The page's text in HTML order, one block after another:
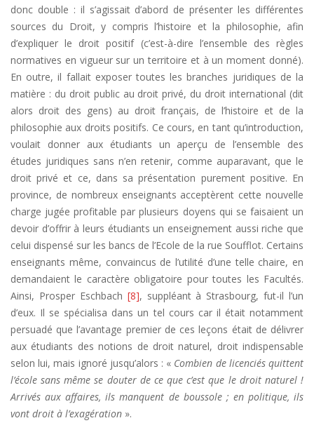
donc double : il s’agissait d’abord de présenter les différentes
sources du Droit, y compris l’histoire et la philosophie, afin
d’expliquer le droit positif (c’est-à-dire l’ensemble des règles
normatives en vigueur sur un territoire et à un moment donné).
En outre, il fallait exposer toutes les branches juridiques de la
matière : du droit public au droit privé, du droit international (dit
alors droit des gens) au droit français, de l’histoire et de la
philosophie aux droits positifs. Ce cours, en tant qu’introduction,
voulait donner aux étudiants un aperçu de l’ensemble des
études juridiques sans n’en retenir, comme auparavant, que le
droit privé et ce, dans sa présentation purement positive. En
province, de nombreux enseignants acceptèrent cette nouvelle
charge jugée profitable par plusieurs doyens qui se faisaient un
devoir d’offrir à leurs étudiants un enseignement aussi riche que
celui dispensé sur les bancs de l’Ecole de la rue Soufflot. Certains
enseignants même, convaincus de l’utilité d’une telle chaire, en
demandaient le caractère obligatoire pour toutes les Facultés.
Ainsi, Prosper Eschbach [8], suppléant à Strasbourg, fut-il l’un
d’eux. Il se spécialisa dans un tel cours car il était notamment
persuadé que l’avantage premier de ces leçons était de délivrer
aux étudiants des notions de droit naturel, droit indispensable
selon lui, mais ignoré jusqu’alors : « Combien de licenciés quittent
l’école sans même se douter de ce que c’est que le droit naturel !
Arrivés aux affaires, ils manquent de boussole ; en politique, ils
vont droit à l’exagération ».